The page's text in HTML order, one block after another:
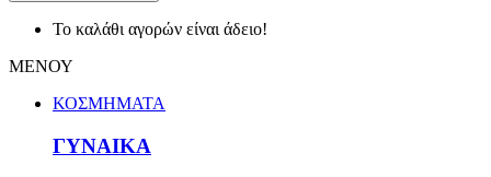
Το καλάθι αγορών είναι άδειο!
ΜΕΝΟΥ
ΚΟΣΜΗΜΑΤΑ
ΓΥΝΑΙΚΑ